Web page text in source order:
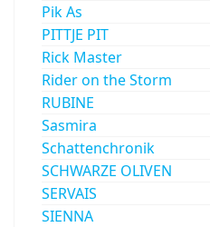
Pik As
PITTJE PIT
Rick Master
Rider on the Storm
RUBINE
Sasmira
Schattenchronik
SCHWARZE OLIVEN
SERVAIS
SIENNA